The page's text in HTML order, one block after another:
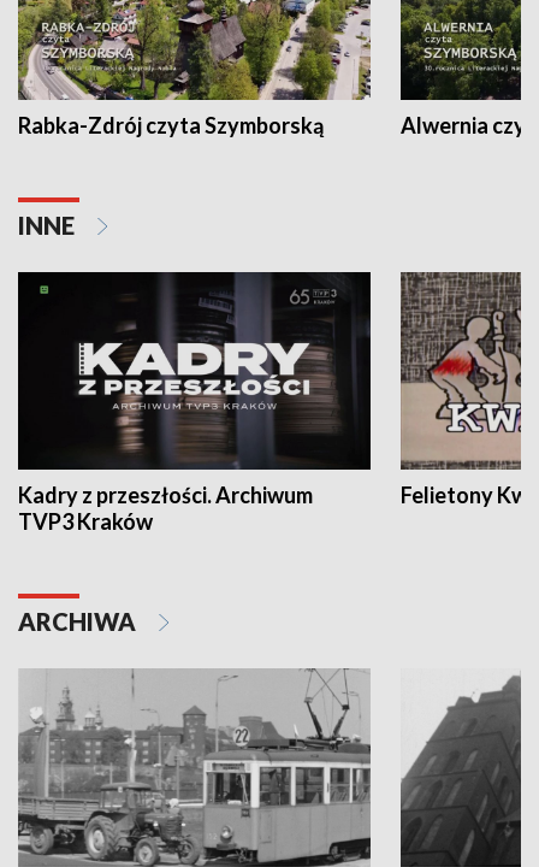
Rabka-Zdrój czyta Szymborską Alwernia
INNE
Kadry z przeszłości. Archiwum
TVP3 Kraków
Felietony
ARCHIWA